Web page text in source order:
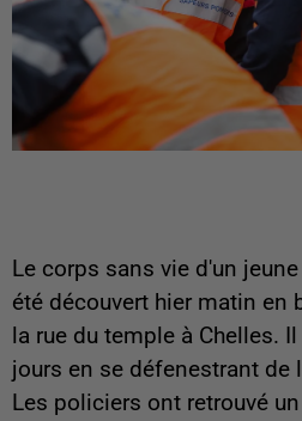
Le corps sans vie d'un
été découvert hier matin en
la rue du temple à Chelles.
jours en se défenestrant
Les policiers ont retrouvé